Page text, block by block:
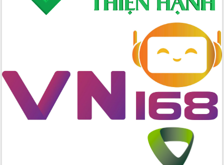
Nâng cao hiệu lực, hiệu quả HĐND
tỉnh thông qua hiện đại hóa hành chính
tâm Phục vụ hành chính công xã Ea
Xây dựng nền hành chính số đồng
hành cùng nông dân dân, doanh nghiệp
Giai đoạn 2026-2030, Đắk Lắk phấn